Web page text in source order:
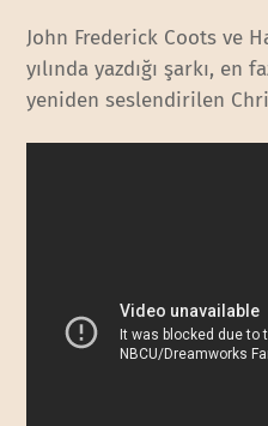
John Frederick Coots ve
yılında yazdığı şarkı, en
yeniden seslendirilen